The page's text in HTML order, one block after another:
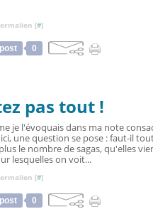
[#]
0
pas tout !
je l'évoquais dans ma note
une question se pose : faut-il
le nombre de sagas, qu'elles
lesquelles on voit...
[#]
0